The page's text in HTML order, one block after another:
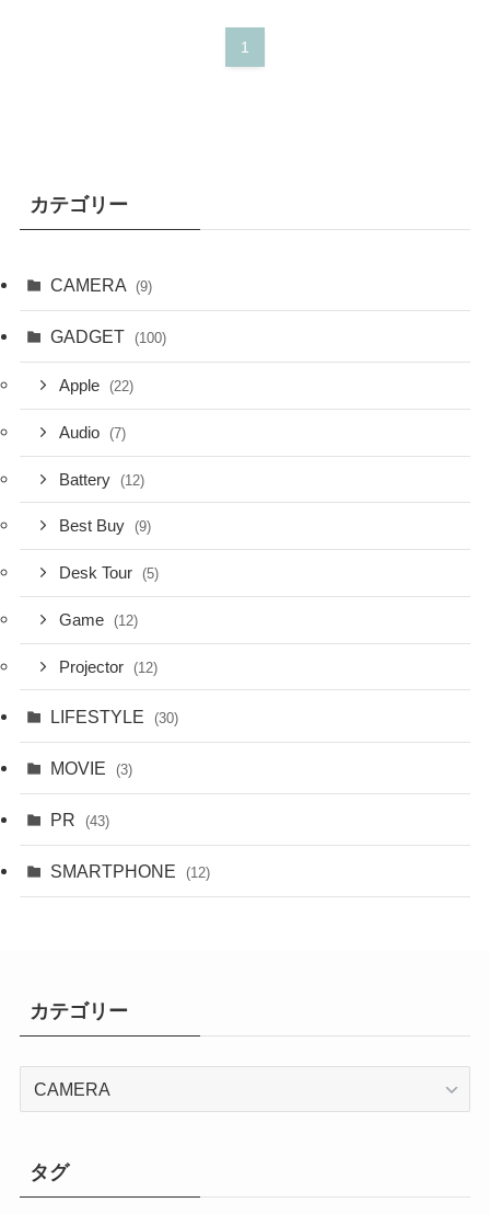
1
カテゴリー
CAMERA (9)
GADGET (100)
Apple (22)
Audio (7)
Battery (12)
Best Buy (9)
Desk Tour (5)
Game (12)
Projector (12)
LIFESTYLE (30)
MOVIE (3)
PR (43)
SMARTPHONE (12)
カテゴリー
ー
タグ